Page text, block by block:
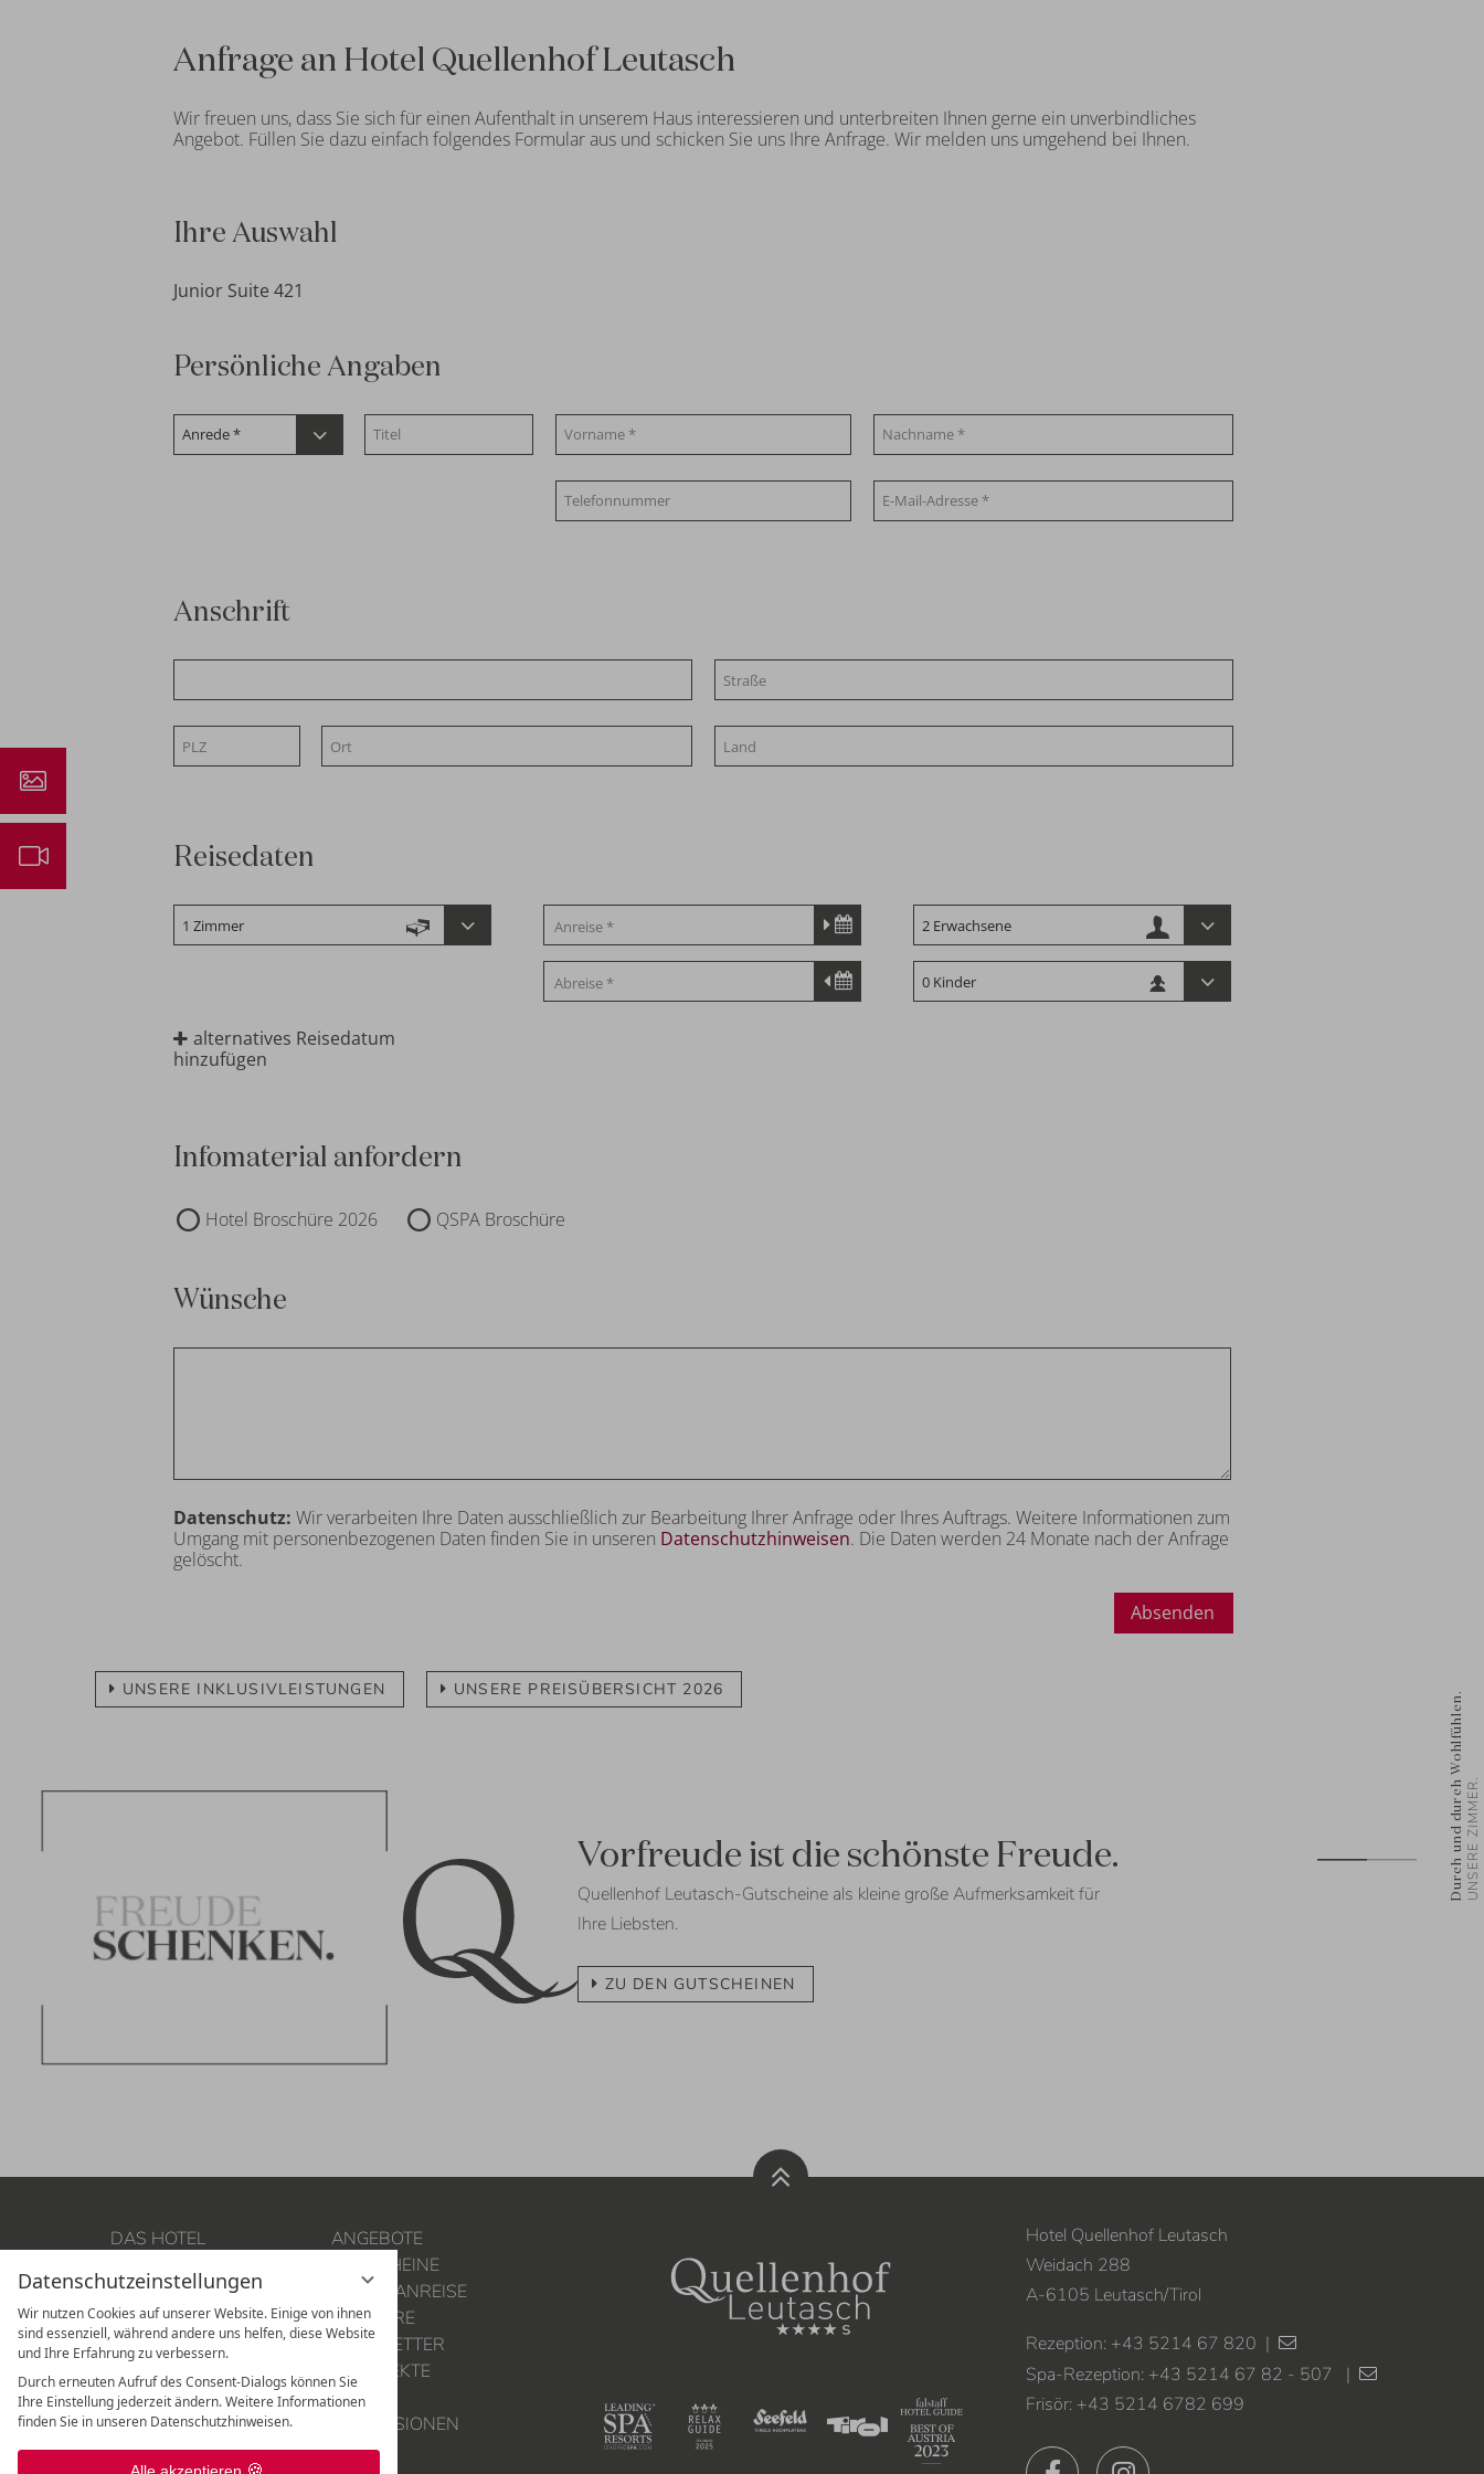
Datenschutzeinstellungen
Wir nutzen Cookies auf unserer Website. Einige von ihnen
sind essenziell, während andere uns helfen, diese Website
und Ihre Erfahrung zu verbessern.
Durch erneuten Aufruf des Consent-Dialogs können Sie
Ihre Einstellung jederzeit ändern. Weitere Informationen
finden Sie in unseren Datenschutzhinweisen.
Alle akzeptieren
Anfrage an Hotel Quellenhof Leutasch
Wir freuen uns, dass Sie sich für einen Aufenthalt in unserem Haus interessieren und unterbreiten Ihnen gerne ein unverbindliches
Angebot. Füllen Sie dazu einfach folgendes Formular aus und schicken Sie uns Ihre Anfrage. Wir melden uns umgehend bei Ihnen.
Ihre Auswahl
Junior Suite 421
Persönliche Angaben
Anschrift
Reisedaten
alternatives Reisedatum
hinzufügen
Infomaterial anfordern
Hotel Broschüre 2026 QSPA Broschüre
Wünsche
Datenschutz: Wir verarbeiten Ihre Daten ausschließlich zur Bearbeitung Ihrer Anfrage oder Ihres Auftrags. Weitere Informationen zum
Umgang mit personenbezogenen Daten finden Sie in unseren Datenschutzhinweisen. Die Daten werden 24 Monate nach der Anfrage
gelöscht.
Absenden
UNSERE INKLUSIVLEISTUNGEN UNSERE PREISÜBERSICHT 2026
Vorfreude ist die schönste Freude.
Quellenhof Leutasch-Gutscheine als kleine große Aufmerksamkeit für
Ihre Liebsten.
ZU DEN GUTSCHEINEN
UNSERE ZIMMER.
Durch und durch Wohlfühlen.
DAS HOTEL
ZIMMER
KULINARIK & WEIN
SPA & TREATMENT
URLAUB IN DER
LEUTASCH
WEBCAM
ANGEBOTE
GUTSCHEINE
LAGE & ANREISE
KARRIERE
NEWSLETTER
PROSPEKTE
INFO
IMPRESSIONEN
Hotel Quellenhof Leutasch
Weidach 288
A-6105 Leutasch/Tirol
Rezeption: +43 5214 67 820 |
Spa-Rezeption: +43 5214 67 82 - 507
|
Frisör: +43 5214 6782 699